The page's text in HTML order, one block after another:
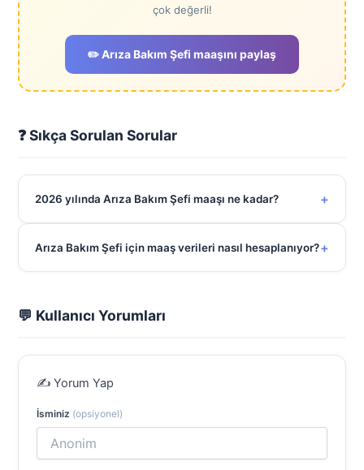
çok değerli!
✏️ Arıza Bakım Şefi maaşını paylaş
❓ Sıkça Sorulan Sorular
2026 yılında Arıza Bakım Şefi maaşı ne kadar? +
Arıza Bakım Şefi için maaş verileri nasıl hesaplanıyor?+
💬 Kullanıcı Yorumları
✍️ Yorum Yap
İsminiz (opsiyonel)